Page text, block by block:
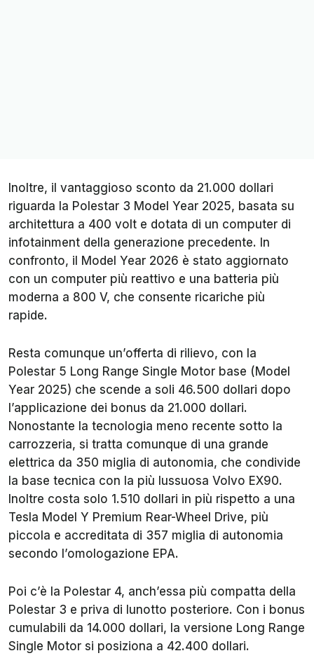
Inoltre, il vantaggioso sconto da 21.000 dollari
riguarda la Polestar 3 Model Year 2025, basata su
architettura a 400 volt e dotata di un computer di
infotainment della generazione precedente. In
confronto, il Model Year 2026 è stato aggiornato
con un computer più reattivo e una batteria più
moderna a 800 V, che consente ricariche più
rapide.
Resta comunque un’offerta di rilievo, con la
Polestar 5 Long Range Single Motor base (Model
Year 2025) che scende a soli 46.500 dollari dopo
l’applicazione dei bonus da 21.000 dollari.
Nonostante la tecnologia meno recente sotto la
carrozzeria, si tratta comunque di una grande
elettrica da 350 miglia di autonomia, che condivide
la base tecnica con la più lussuosa Volvo EX90.
Inoltre costa solo 1.510 dollari in più rispetto a una
Tesla Model Y Premium Rear-Wheel Drive, più
piccola e accreditata di 357 miglia di autonomia
secondo l’omologazione EPA.
Poi c’è la Polestar 4, anch’essa più compatta della
Polestar 3 e priva di lunotto posteriore. Con i bonus
cumulabili da 14.000 dollari, la versione Long Range
Single Motor si posiziona a 42.400 dollari.